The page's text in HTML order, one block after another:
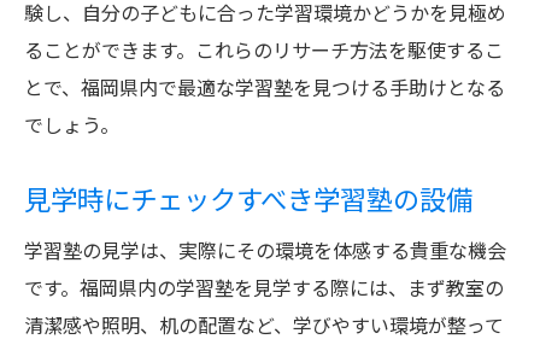
体験授業の日程調整のコツと注意点
福岡県の地域別学習塾の特徴を徹底解説
福岡市内の学習塾の特色と魅力
地域による学習塾の違いと選び方
福岡県の地域ごとの学習環境の違い
験し、自分の子どもに合った学習環境かどうかを見極め
ることができます。これらのリサーチ方法を駆使するこ
とで、福岡県内で最適な学習塾を見つける手助けとなる
でしょう。
見学時にチェックすべき学習塾の設備
学習塾の見学は、実際にその環境を体感する貴重な機会
です。福岡県内の学習塾を見学する際には、まず教室の
清潔感や照明、机の配置など、学びやすい環境が整って